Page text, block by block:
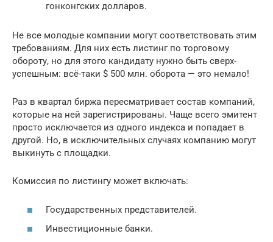
гонконгских долларов.
Не все молодые компании могут соответствовать этим
требованиям. Для них есть листинг по торговому
обороту, но для этого кандидату нужно быть сверх-
успешным: всё-таки $ 500 млн. оборота — это немало!
Раз в квартал биржа пересматривает состав компаний,
которые на ней зарегистрированы. Чаще всего эмитент
просто исключается из одного индекса и попадает в
другой. Но, в исключительных случаях компанию могут
выкинуть с площадки.
Комиссия по листингу может включать:
Государственных представителей.
Инвестиционные банки.